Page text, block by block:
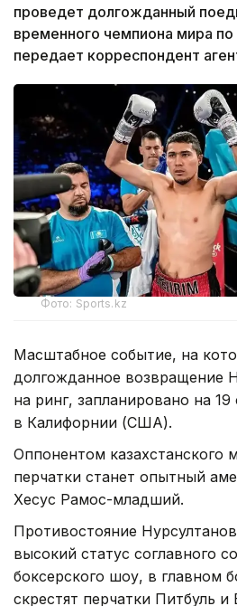
проведет долгожданный
временного чемпиона мира по
передает корреспондент
Фото: Sports.kz
Масштабное событие, на
долгожданное возвращение
на ринг, запланировано на
в Калифорнии (США).
Оппонентом казахстанского
перчатки станет опытный
Хесус Рамос-младший.
Противостояние
высокий статус соглавного
боксерского шоу, в главном
скрестят перчатки Питбуль и